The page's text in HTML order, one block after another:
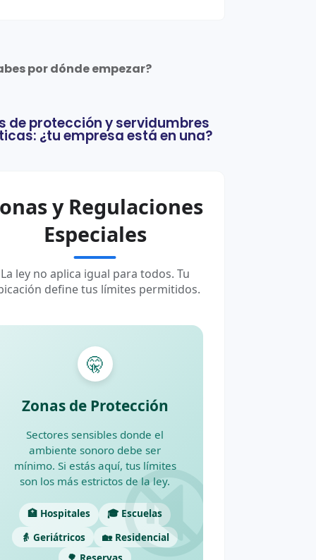
por dónde empezar?
de protección y servidumbres
¿tu empresa está en una?
y Regulaciones
Especiales
La ley no aplica igual para todos. Tu
define tus límites permitidos.
🔇
🤫
Zonas de Protección
Sectores sensibles donde el
ambiente sonoro debe ser
mínimo. Si estás aquí, tus límites
son los más estrictos de la ley.
🏥 Hospitales
🎓 Escuelas
👵 Geriátricos
🏡 Residencial
🌳 Reservas